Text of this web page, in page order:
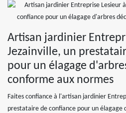
Artisan jardinier
Jezainville, un
pour un élagage
conforme aux normes
Faites confiance à l'artisan jardinier
prestataire de confiance pour un